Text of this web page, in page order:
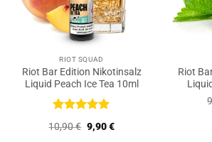
RIOT SQUAD
Riot Bar Edition Nikotinsalz
Liquid Peach Ice Tea 10ml
Bewertet
mit 5von
10,90€ Ursprünglicher
Preis
9,90€Aktueller
Riot